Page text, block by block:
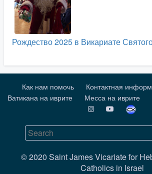
Рождество 2025 в Викариате
Как нам помочь Контактная
Ватикана на иврите
Месса на иврите
© 2020 Saint James Vicariate for
Catholics in Israel